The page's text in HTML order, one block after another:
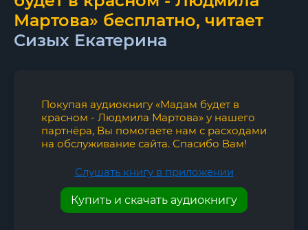
Мартова» бесплатно, читает
Сизых Екатерина
Покупая аудиокнигу «Мадам будет в
красном - Людмила Мартова» у нашего
партнёра, Вы помогаете нам с расходами
на обслуживание сайта. Спасибо Вам!
Слушать книгу в приложении
Купить и скачать аудиокнигу